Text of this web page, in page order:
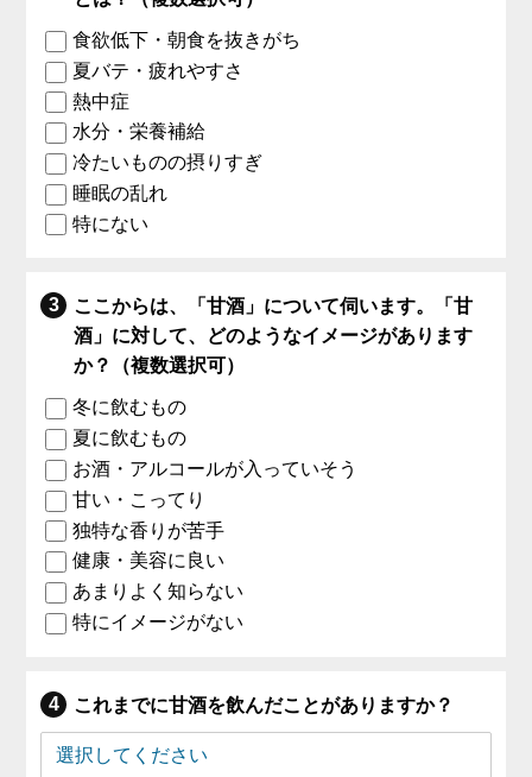
食欲低下・朝食を抜きがち
夏バテ・疲れやすさ
熱中症
水分・栄養補給
冷たいものの摂りすぎ
睡眠の乱れ
特にない
ここからは、「甘酒」について伺います。「甘
酒」に対して、どのようなイメージがあります
か？（複数選択可）
冬に飲むもの
夏に飲むもの
お酒・アルコールが入っていそう
甘い・こってり
独特な香りが苦手
健康・美容に良い
あまりよく知らない
特にイメージがない
これまでに甘酒を飲んだことがありますか？